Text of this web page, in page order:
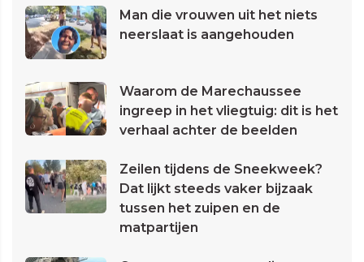
Man die vrouwen uit het niets
neerslaat is aangehouden
Waarom de Marechaussee
ingreep in het vliegtuig: dit is het
verhaal achter de beelden
Zeilen tijdens de Sneekweek?
Dat lijkt steeds vaker bijzaak
tussen het zuipen en de
matpartijen